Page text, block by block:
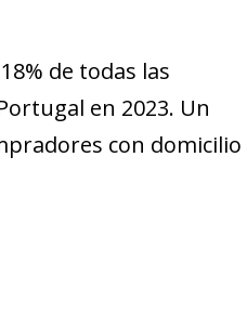
de todas las
en 2023. Un
con domicilio